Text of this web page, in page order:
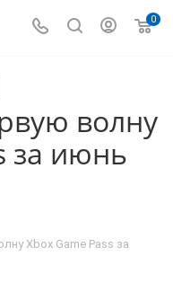
0
волну
за июнь
Xbox Game Pass за